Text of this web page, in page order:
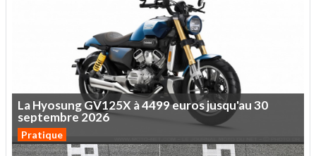
LaHyosungGV125X à4499eurosjusqu'au30
septembre 2026
Pratique